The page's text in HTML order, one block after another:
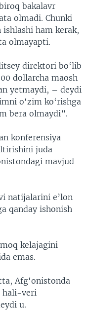
bakalavr
olmadi. Chunki
ham kerak,
olmayapti.
direktori bo‘lib
dollarcha maosh
yetmaydi, – deydi
o‘zim ko‘rishga
bera olmaydi”.
konferensiya
juda
mavjud
natijalarini e’lon
qanday ishonish
kelajagini
emas.
Afg‘onistonda
hali-veri
u.